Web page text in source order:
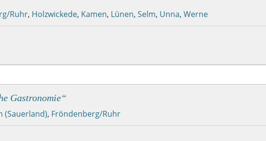
Ruhr, Holzwickede, Kamen, Lünen, Selm, Unna, Werne
Gastronomie“
(Sauerland), Fröndenberg/Ruhr